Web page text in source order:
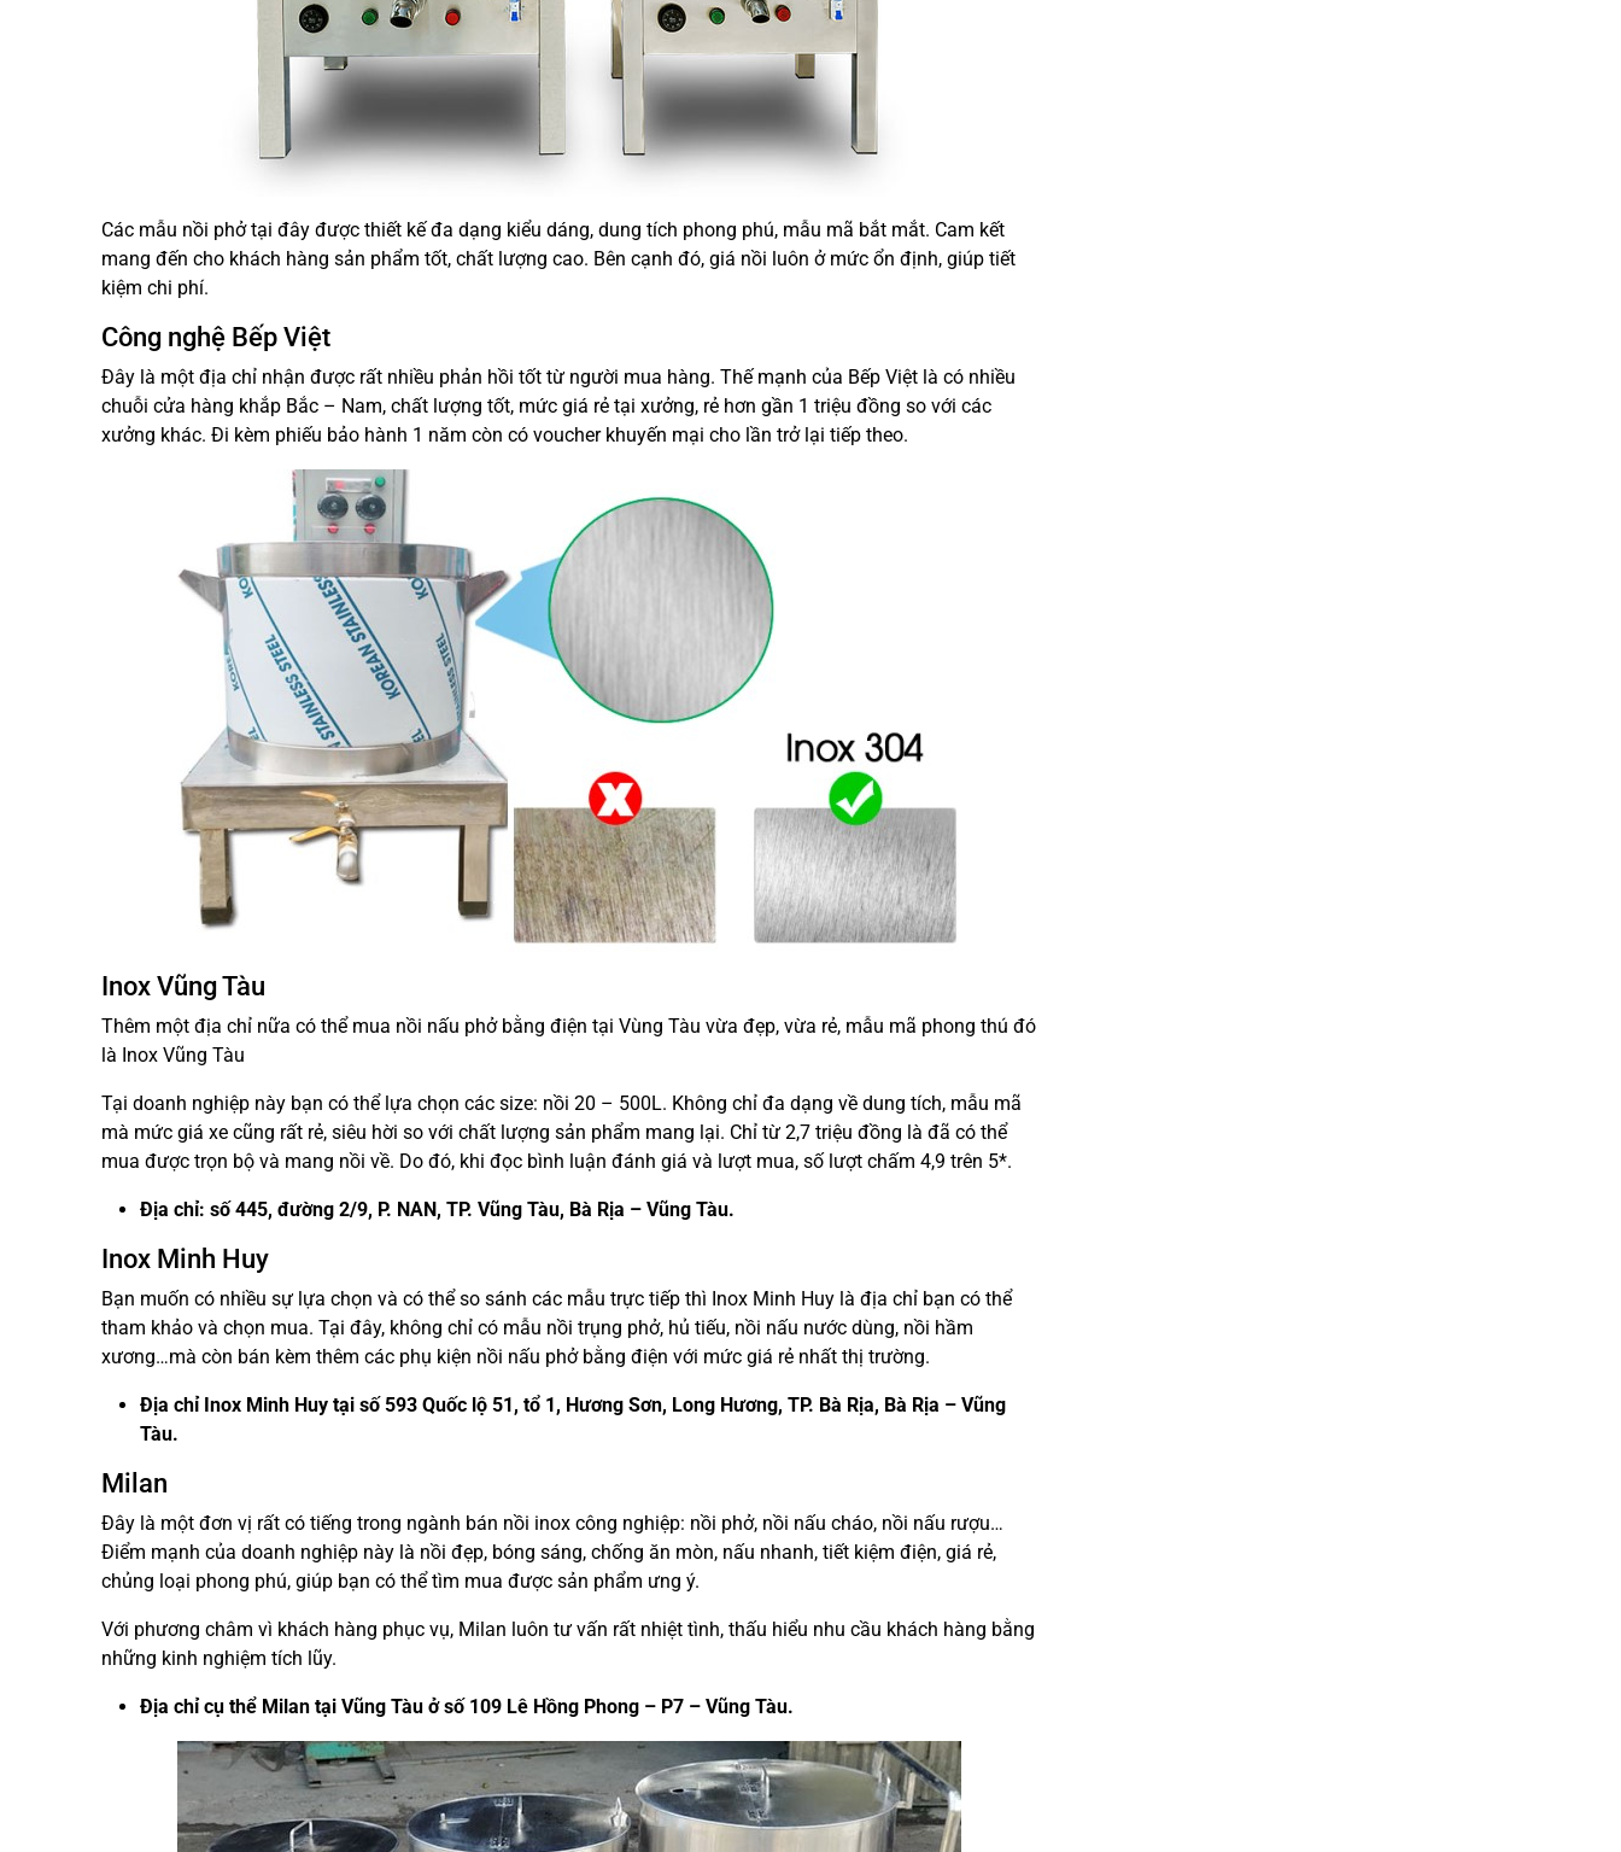
Các mẫu nồi phở tại đây được thiết kế đa dạng kiểu dáng, dung tích phong phú, mẫu mã bắt mắt. Cam kết
mang đến cho khách hàng sản phẩm tốt, chất lượng cao. Bên cạnh đó, giá nồi luôn ở mức ổn định, giúp tiết
kiệm chi phí.
Công nghệ Bếp Việt
Đây là một địa chỉ nhận được rất nhiều phản hồi tốt từ người mua hàng. Thế mạnh của Bếp Việt là có nhiều
chuỗi cửa hàng khắp Bắc – Nam, chất lượng tốt, mức giá rẻ tại xưởng, rẻ hơn gần 1 triệu đồng so với các
xưởng khác. Đi kèm phiếu bảo hành 1 năm còn có voucher khuyến mại cho lần trở lại tiếp theo.
Inox Vũng Tàu
Thêm một địa chỉ nữa có thể mua nồi nấu phở bằng điện tại Vùng Tàu vừa đẹp, vừa rẻ, mẫu mã phong thú đó
là Inox Vũng Tàu
Tại doanh nghiệp này bạn có thể lựa chọn các size: nồi 20 – 500L. Không chỉ đa dạng về dung tích, mẫu mã
mà mức giá xe cũng rất rẻ, siêu hời so với chất lượng sản phẩm mang lại. Chỉ từ 2,7 triệu đồng là đã có thể
mua được trọn bộ và mang nồi về. Do đó, khi đọc bình luận đánh giá và lượt mua, số lượt chấm 4,9 trên 5*.
Địa chỉ: số 445, đường 2/9, P. NAN, TP. Vũng Tàu, Bà Rịa – Vũng Tàu.
Inox Minh Huy
Bạn muốn có nhiều sự lựa chọn và có thể so sánh các mẫu trực tiếp thì Inox Minh Huy là địa chỉ bạn có thể
tham khảo và chọn mua. Tại đây, không chỉ có mẫu nồi trụng phở, hủ tiếu, nồi nấu nước dùng, nồi hầm
xương…mà còn bán kèm thêm các phụ kiện nồi nấu phở bằng điện với mức giá rẻ nhất thị trường.
Địa chỉ Inox Minh Huy tại số 593 Quốc lộ 51, tổ 1, Hương Sơn, Long Hương, TP. Bà Rịa, Bà Rịa – Vũng
Tàu.
Milan
Đây là một đơn vị rất có tiếng trong ngành bán nồi inox công nghiệp: nồi phở, nồi nấu cháo, nồi nấu rượu…
Điểm mạnh của doanh nghiệp này là nồi đẹp, bóng sáng, chống ăn mòn, nấu nhanh, tiết kiệm điện, giá rẻ,
chủng loại phong phú, giúp bạn có thể tìm mua được sản phẩm ưng ý.
Với phương châm vì khách hàng phục vụ, Milan luôn tư vấn rất nhiệt tình, thấu hiểu nhu cầu khách hàng bằng
những kinh nghiệm tích lũy.
Địa chỉ cụ thể Milan tại Vũng Tàu ở số 109 Lê Hồng Phong – P7 – Vũng Tàu.